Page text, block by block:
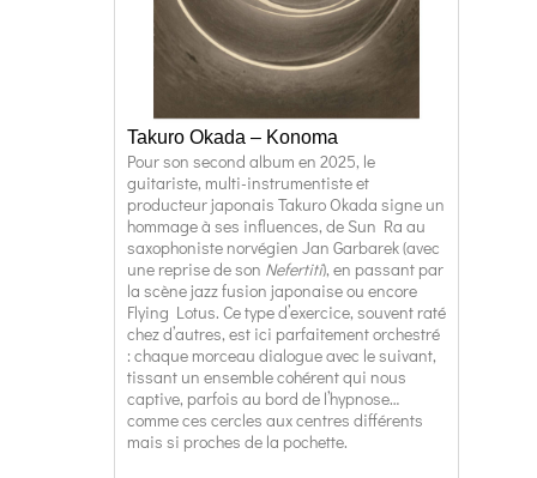
Takuro Okada – Konoma
Pour son second album en 2025, le
guitariste, multi-instrumentiste et
producteur japonais Takuro Okada signe un
hommage à ses influences, de Sun Ra au
saxophoniste norvégien Jan Garbarek (avec
une reprise de son Nefertiti), en passant par
la scène jazz fusion japonaise ou encore
Flying Lotus. Ce type d’exercice, souvent raté
chez d’autres, est ici parfaitement orchestré
: chaque morceau dialogue avec le suivant,
tissant un ensemble cohérent qui nous
captive, parfois au bord de l’hypnose…
comme ces cercles aux centres différents
mais si proches de la pochette.